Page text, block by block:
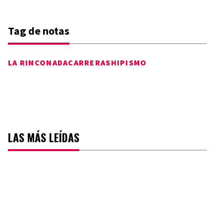
Tag de notas
LA RINCONADACARRERASHIPISMO
LAS MÁS LEÍDAS